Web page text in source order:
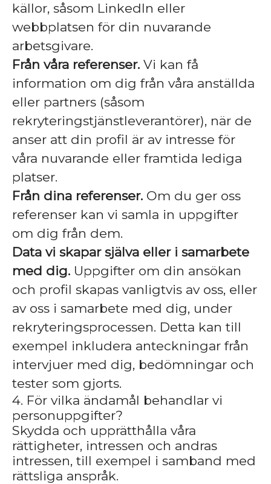
källor, såsom LinkedIn eller
webbplatsen för din nuvarande
arbetsgivare.
Från våra referenser. Vi kan få
information om dig från våra anställda
eller partners (såsom
rekryteringstjänstleverantörer), när de
anser att din profil är av intresse för
våra nuvarande eller framtida lediga
platser.
Från dina referenser. Om du ger oss
referenser kan vi samla in uppgifter
om dig från dem.
Data vi skapar själva eller i samarbete
med dig. Uppgifter om din ansökan
och profil skapas vanligtvis av oss, eller
av oss i samarbete med dig, under
rekryteringsprocessen. Detta kan till
exempel inkludera anteckningar från
intervjuer med dig, bedömningar och
tester som gjorts.
4. För vilka ändamål behandlar vi
personuppgifter?
Skydda och upprätthålla våra
rättigheter, intressen och andras
intressen, till exempel i samband med
rättsliga anspråk.